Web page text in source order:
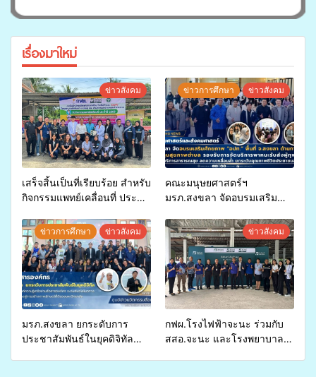
เรื่องมาใหม่
ข่าวสังคม
เสร็จสิ้นเป็นที่เรียบร้อย สำหรับ
กิจกรรมแพทย์เคลื่อนที่ ประจำ
สุขภาพแก่ประชาชนในพื้นที่
อำเภอจะนะ
ข่าวการศึกษา ข่าวสังคม
คณะมนุษยศาสตร์ฯ
มรภ.สงขลา จัดอบรมเสริม
จ่ายงบกองทุนสุขภาพตำบล
รองรับการจัดบริการพาหนะรับ
ส่งผู้ทุพพลภาพเพื่อเข้ารับ
บริการสาธารณสุข ลดความ
เหลื่อมล้ำ ยกระดับคุณภาพ
ชีวิตประชาชนอย่างยั่งยืน
ข่าวการศึกษา ข่าวสังคม
มรภ.สงขลา ยกระดับการ
ประชาสัมพันธ์ในยุคดิจิทัล
ข่าวสังคม
กฟผ.โรงไฟฟ้าจะนะ ร่วมกับ
สสอ.จะนะ และโรงพยาบาล